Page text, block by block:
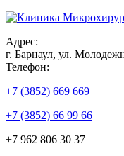
Адрес:
г. Барнаул, ул.
Телефон:
+7 (3852) 669 669
+7 (3852) 66 99 66
+7 962 806 30 37